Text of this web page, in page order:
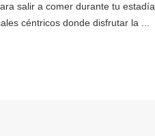
salir a comer durante tu estadía.
céntricos donde disfrutar la ...